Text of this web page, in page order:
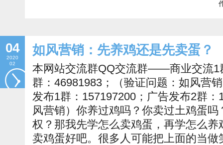
04
2020
02
如风营销：先养鸡还是先卖蛋？
本网站交流群QQ交流群——商业交流1
群：46981983；（验证问题：如风
发布1群：157197200；广告发布2群
风营销）你养过鸡吗？你卖过土鸡蛋
权？那我先学怎么卖鸡蛋，再学怎么
卖鸡蛋好吧。很多人可能把上面的当